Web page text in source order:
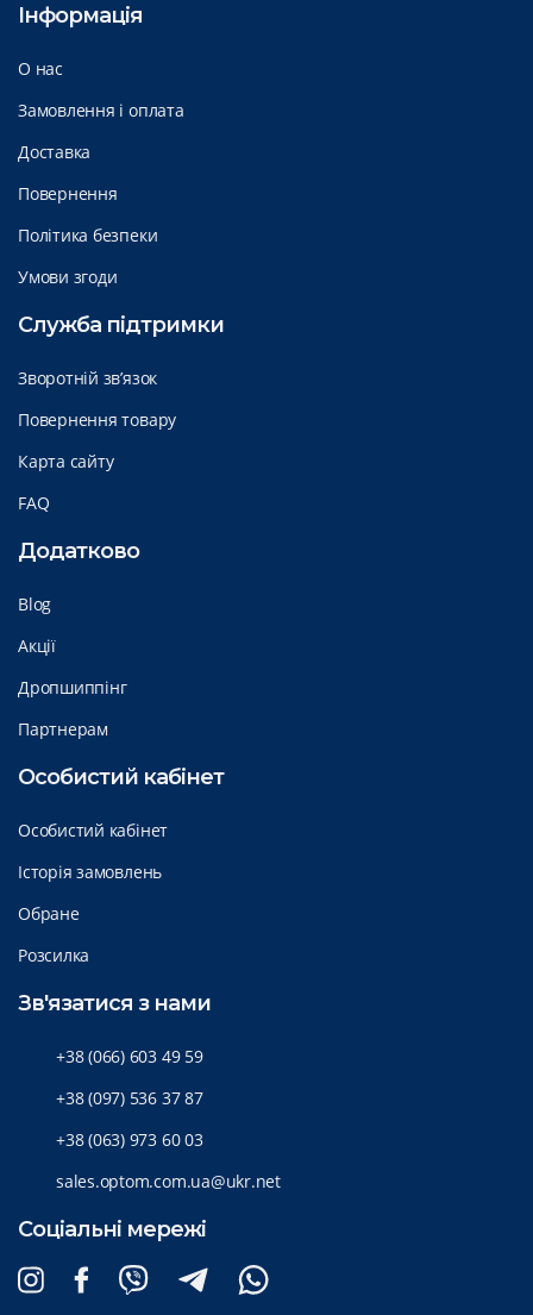
Інформація
О нас
Замовлення і оплата
Доставка
Повернення
Політика безпеки
Умови згоди
Служба підтримки
Зворотній зв’язок
Повернення товару
Карта сайту
FAQ
Додатково
Blog
Акції
Дропшиппінг
Партнерам
Особистий кабінет
Особистий кабінет
Історія замовлень
Обране
Розсилка
Зв'язатися з нами
+38 (066) 603 49 59
+38 (097) 536 37 87
+38 (063) 973 60 03
sales.optom.com.ua@ukr.net
Соціальні мережі